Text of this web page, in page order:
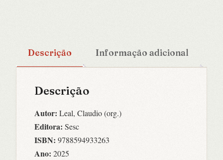
Descrição Informação adicional
Descrição
Autor: Leal, Claudio (org.)
Editora: Sesc
ISBN: 9788594933263
Ano: 2025